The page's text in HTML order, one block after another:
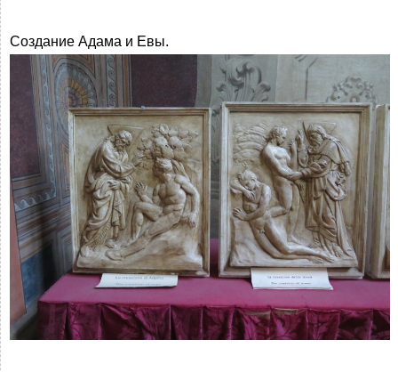
Создание Адама и Евы.